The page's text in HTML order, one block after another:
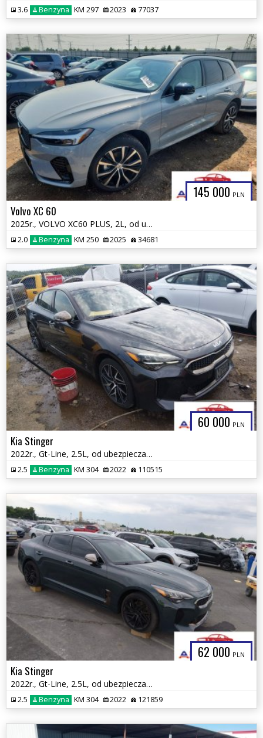
3.6 Benzyna KM 297 2023 77037
145 000 PLN
Volvo XC 60
2025r., VOLVO XC60 PLUS, 2L, od ubezpieczalni
2.0 Benzyna KM 250 2025 34681
60 000 PLN
Kia Stinger
2022r., Gt-Line, 2.5L, od ubezpieczalni
2.5 Benzyna KM 304 2022 110515
62 000 PLN
Kia Stinger
2022r., Gt-Line, 2.5L, od ubezpieczalni
2.5 Benzyna KM 304 2022 121859